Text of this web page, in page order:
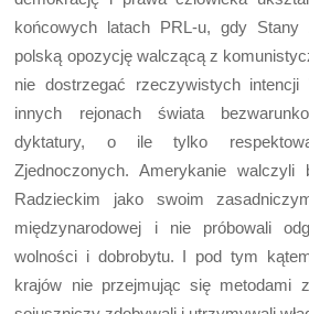
końcowych latach PRL-u, gdy Stany
polską opozycję walczącą z
nie dostrzegać rzeczywistych
innych rejonach świata
dyktatury, o ile tylko
Zjednoczonych. Amerykanie walczyli
Radzieckim jako swoim
międzynarodowej i nie próbowali
wolności i dobrobytu. I pod tym
krajów nie przejmując się metodami